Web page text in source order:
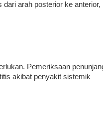
arah posterior ke anterior,
Pemeriksaan
akibat penyakit sistemik